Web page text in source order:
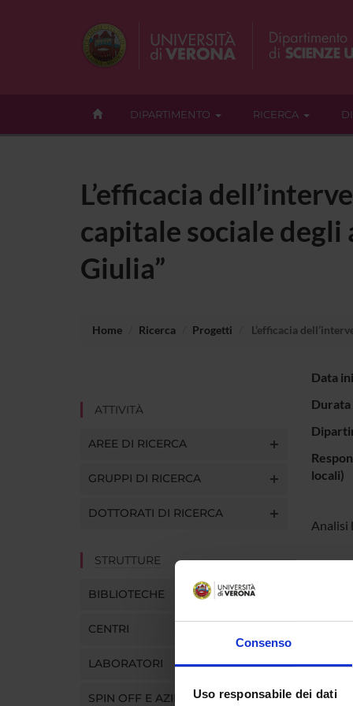
Consenso
Uso responsabile dei dati
DIPARTIMENTO RICERCA
L’efficacia
capitale sociale
Giulia”
Home Ricerca Progetti L’efficacia
ATTIVITÀ
AREE DI RICERCA
GRUPPI DI RICERCA
DOTTORATI DI RICERCA
STRUTTURE
BIBLIOTECHE
CENTRI
LABORATORI
SPIN OFF E AZIENDE
Data
Durata
locali)
Analisi